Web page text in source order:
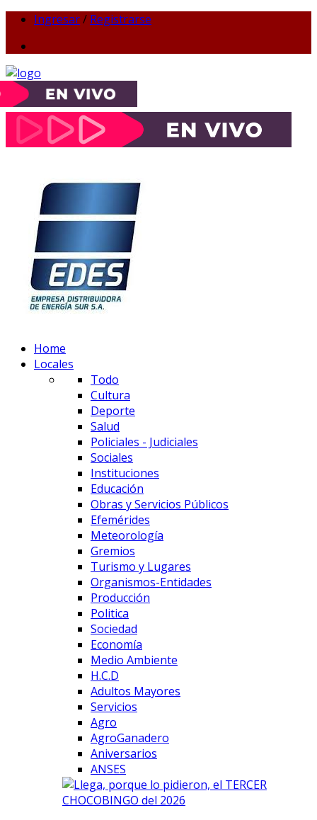
Ingresar/ Registrarse
Home
Locales
Todo
Cultura
Deporte
Salud
Policiales - Judiciales
Sociales
Instituciones
Educación
Obras y Servicios Públicos
Efemérides
Meteorología
Gremios
Turismo y Lugares
Organismos-Entidades
Producción
Politica
Sociedad
Economía
Medio Ambiente
H.C.D
Adultos Mayores
Servicios
Agro
AgroGanadero
Aniversarios
ANSES